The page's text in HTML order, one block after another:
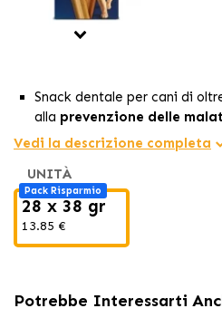
Snack dentale per cani di
alla prevenzione delle
riducendo la formazione di
ottima
garantendo la salute orale
Favorisce la salute dentale,
ricompensa quotidiana che i
Vedi la descrizione completa
UNITÀ
Pack Risparmio
28 x 38 gr
13.85 €
Potrebbe Interessarti